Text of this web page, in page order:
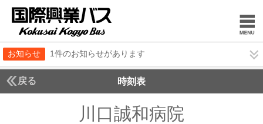
お知らせ 1件のお知らせがあります
戻る 時刻表
川口誠和病院